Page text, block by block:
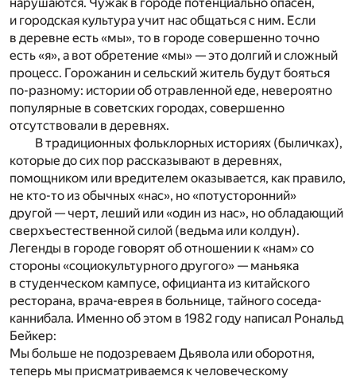
и городская культура учит нас общаться с ним. Если
в деревне есть «мы», то в городе совершенно точно
есть «я», а вот обретение «мы» — это долгий и сложный
процесс. Горожанин и сельский житель будут бояться
по-разному: истории об отравленной еде, невероятно
популярные в советских городах, совершенно
отсутствовали в деревнях.
В традиционных фольклорных историях (быличках),
которые до сих пор рассказывают в деревнях,
помощником или вредителем оказывается, как правило,
не кто-то из обычных «нас», но «потусторонний»
другой — черт, леший или «один из нас», но обладающий
сверхъестественной силой (ведьма или колдун).
Легенды в городе говорят об отношении к «нам» со
стороны «социокультурного другого» — маньяка
в студенческом кампусе, официанта из китайского
ресторана, врача-еврея в больнице, тайного соседа-
каннибала. Именно об этом в 1982 году написал Рональд
Бейкер:
Мы больше не подозреваем Дьявола или оборотня,
теперь мы присматриваемся к человеческому